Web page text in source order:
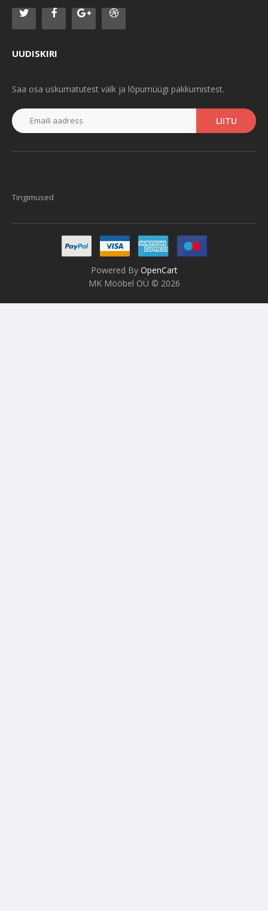
UUDISKIRI
Saa osa uskumatutest välk ja lõpumüügi pakkumistest.
LIITU
Tingimused
Powered By OpenCart
MK Mööbel OÜ © 2026